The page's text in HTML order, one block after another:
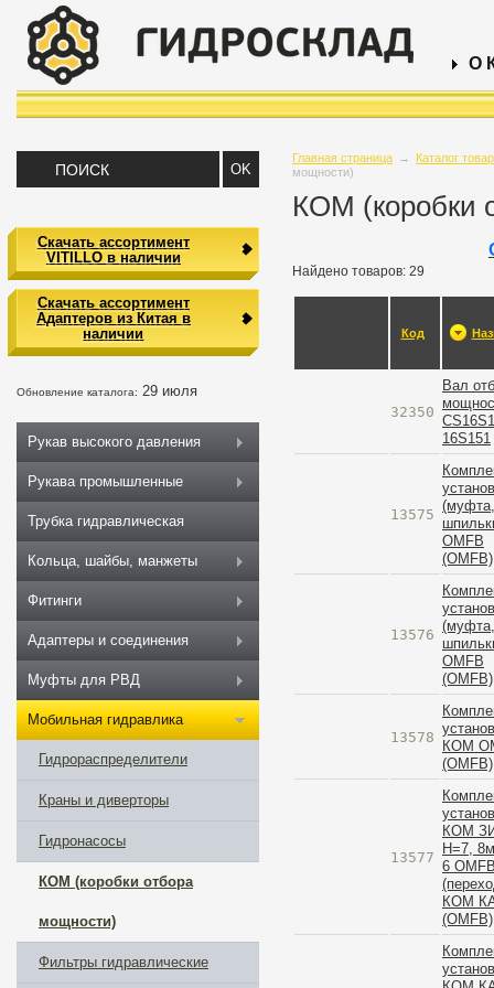
О
Главная страница →
Каталог
мощности)
КОМ (коробки
Найдено товаров: 29
Код
32350
Вал
16S151
13575
(муфта,
OMFB
(OMFB)
13576
(муфта,
OMFB
(OMFB)
13578
КОМ
(OMFB)
13577
КОМ
H=7,
6
КОМ
(OMFB)
Скачать ассортимент
VITILLO в наличии
Скачать ассортимент
Адаптеров из Китая в
наличии
Обновление каталога: 29 июля
Рукав высокого давления
Рукава промышленные
Трубка гидравлическая
Кольца, шайбы, манжеты
Фитинги
Адаптеры и соединения
Муфты для РВД
Мобильная гидравлика
Гидрораспределители
Краны и диверторы
Гидронасосы
КОМ (коробки отбора
мощности)
Фильтры гидравлические